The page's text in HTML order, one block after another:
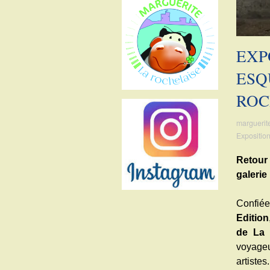
sur
Facebook
sur
Twitter
sur
Instagram
sur
Pinterest
Exposition
galerie
Edition
de La
artistes.